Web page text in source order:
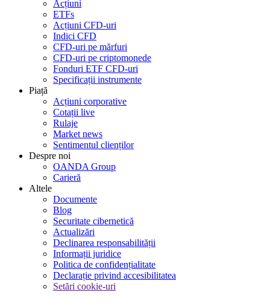
Acțiuni
ETFs
Acțiuni CFD-uri
Indici CFD
CFD-uri pe mărfuri
CFD-uri pe criptomonede
Fonduri ETF CFD-uri
Specificații instrumente
Piață
Acțiuni corporative
Cotații live
Rulaje
Market news
Sentimentul clienților
Despre noi
OANDA Group
Carieră
Altele
Documente
Blog
Securitate cibernetică
Actualizări
Declinarea responsabilității
Informații juridice
Politica de confidențialitate
Declarație privind accesibilitatea
Setări cookie-uri